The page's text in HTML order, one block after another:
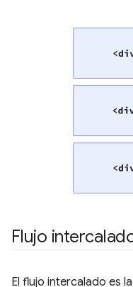
Flujo
El flujo intercalado es